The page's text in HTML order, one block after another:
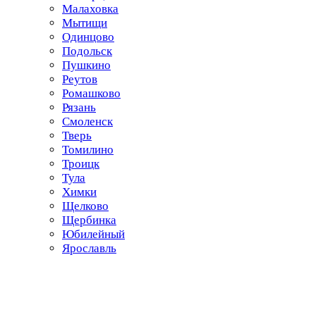
Малаховка
Мытищи
Одинцово
Подольск
Пушкино
Реутов
Ромашково
Рязань
Смоленск
Тверь
Томилино
Троицк
Тула
Химки
Щелково
Щербинка
Юбилейный
Ярославль